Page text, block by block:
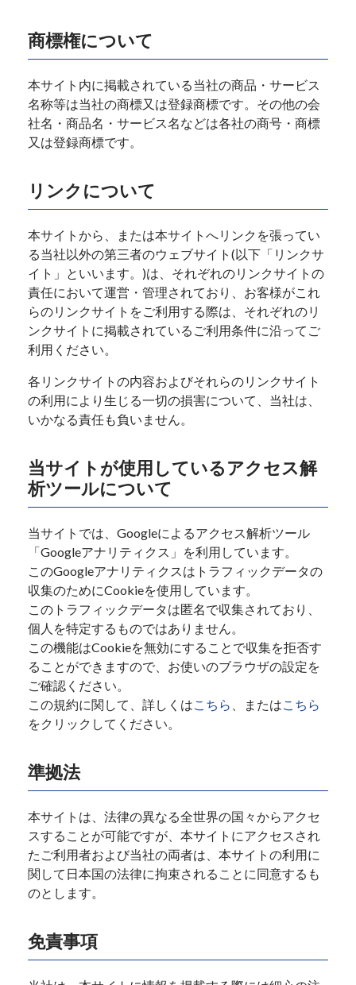
商標権について
本サイト内に掲載されている当社の商品・サービス
名称等は当社の商標又は登録商標です。その他の会
社名・商品名・サービス名などは各社の商号・商標
又は登録商標です。
リンクについて
本サイトから、または本サイトへリンクを張ってい
る当社以外の第三者のウェブサイト(以下「リンクサ
イト」といいます。)は、それぞれのリンクサイトの
責任において運営・管理されており、お客様がこれ
らのリンクサイトをご利用する際は、それぞれのリ
ンクサイトに掲載されているご利用条件に沿ってご
利用ください。
各リンクサイトの内容およびそれらのリンクサイト
の利用により生じる一切の損害について、当社は、
いかなる責任も負いません。
当サイトが使用しているアクセス解
析ツールについて
当サイトでは、Googleによるアクセス解析ツール
「Googleアナリティクス」を利用しています。
このGoogleアナリティクスはトラフィックデータの
収集のためにCookieを使用しています。
このトラフィックデータは匿名で収集されており、
個人を特定するものではありません。
この機能はCookieを無効にすることで収集を拒否す
ることができますので、お使いのブラウザの設定を
ご確認ください。
この規約に関して、詳しくはこちら 、またはこちら
をクリックしてください。
準拠法
本サイトは、法律の異なる全世界の国々からアクセ
スすることが可能ですが、本サイトにアクセスされ
たご利用者および当社の両者は、本サイトの利用に
関して日本国の法律に拘束されることに同意するも
のとします。
免責事項